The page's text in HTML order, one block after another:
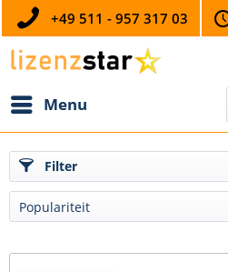
+49 511 - 957 317 03
Menu
Filter